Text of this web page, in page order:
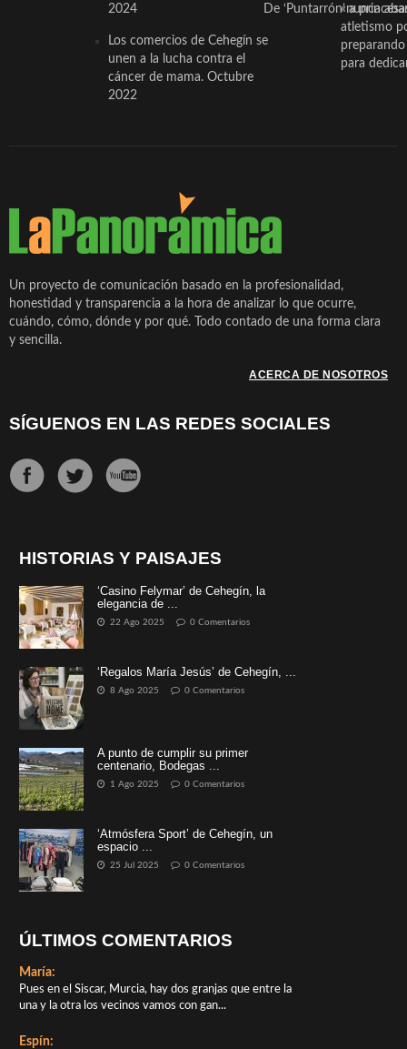
2024
Los comercios de Cehegín se
unen a la lucha contra el
cáncer de mama. Octubre
2022
De ‘Puntarrón’ a«nunca
atletismo
para
Un proyecto de comunicación basado en la profesionalidad,
honestidad y transparencia a la hora de analizar lo que ocurre,
cuándo, cómo, dónde y por qué. Todo contado de una forma clara
y sencilla.
ACERCA DE NOSOTROS
SÍGUENOS EN LAS REDES SOCIALES
HISTORIAS Y PAISAJES
‘Casino Felymar’ de Cehegín, la
elegancia de ...
22 Ago 2025 0 Comentarios
‘Regalos María Jesús’ de Cehegín, ...
8 Ago 2025 0 Comentarios
A punto de cumplir su primer
centenario, Bodegas ...
1 Ago 2025 0 Comentarios
‘Atmósfera Sport’ de Cehegín, un
espacio ...
25 Jul 2025 0 Comentarios
ÚLTIMOS COMENTARIOS
María:
Pues en el Siscar, Murcia, hay dos granjas que entre la
una y la otra los vecinos vamos con gan...
Espín: